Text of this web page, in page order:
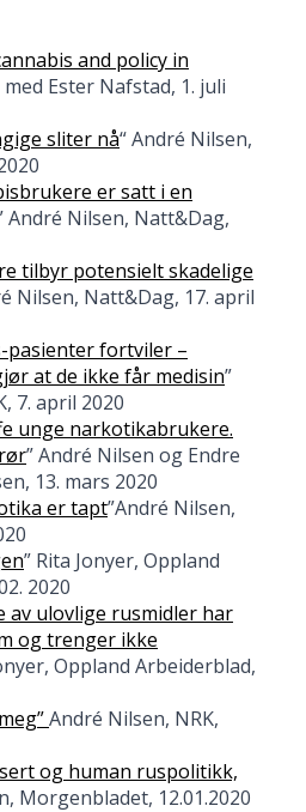
and policy in
Ester Nafstad, 1. juli
sliter nå“ André Nilsen,
er satt i en
André Nilsen, Natt&Dag,
tilbyr potensielt skadelige
Nilsen, Natt&Dag, 17. april
pasienter fortviler –
at de ikke får medisin”
7. april 2020
unge narkotikabrukere.
” André Nilsen og Endre
13. mars 2020
er tapt”André Nilsen,
” Rita Jonyer, Oppland
2020
av ulovlige rusmidler har
og trenger ikke
Oppland Arbeiderblad,
André Nilsen, NRK,
og human ruspolitikk,
Morgenbladet, 12.01.2020